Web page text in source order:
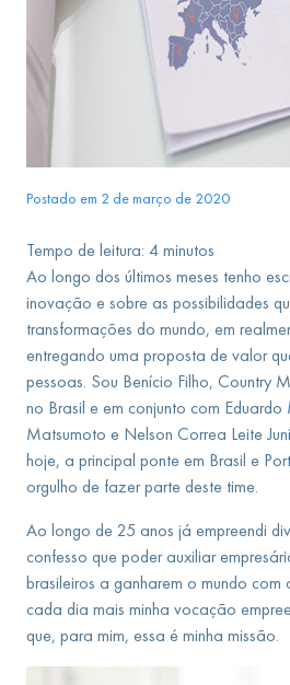
Postado em 2 de março de 2020
Tempo de leitura: 4 minutos
Ao longo dos últimos meses tenho
inovação e sobre as possibilidades
transformações do mundo, em
entregando uma proposta de valor
pessoas. Sou Benício Filho, Country
no Brasil e em conjunto com Eduardo
Matsumoto e Nelson Correa Leite
hoje, a principal ponte em Brasil e
orgulho de fazer parte deste time.
Ao longo de 25 anos já empreendi
confesso que poder auxiliar
brasileiros a ganharem o mundo com
cada dia mais minha vocação
que, para mim, essa é minha missão.